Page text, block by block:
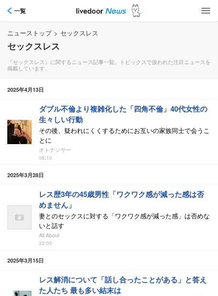
一覧
ニューストップ > セックスレス
セックスレス
『セックスレス』に関するニュース記事一覧。トピックスで扱われた注目ニュースを
掲載しています。
2025年4月13日
ダブル不倫より複雑化した「四角不倫」40代女性の
生々しい行動
その後、疑われにくくするためにお互いの家族同士で会うこ
とに
オトナンサー
08:10
2025年3月28日
レス歴3年の45歳男性「ワクワク感が減った感は否
めません」
妻とのセックスに対する「ワクワク感が減った感」は否めな
いと話す
All About
22:05
2025年3月15日
レス解消について「話し合ったことがある」と答え
た人たち 最も多い結末は